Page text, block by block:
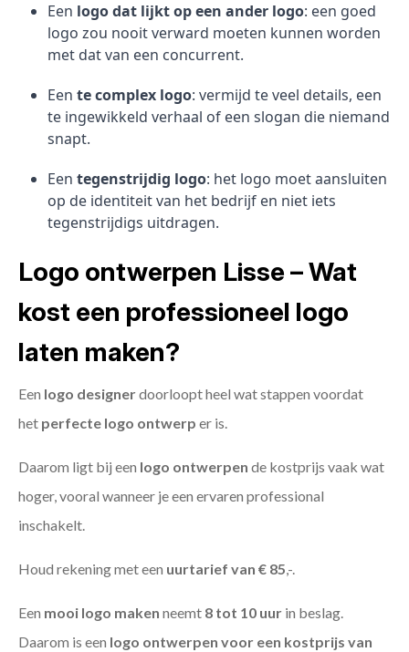
Een logo dat lijkt op een ander logo: een goed
logo zou nooit verward moeten kunnen worden
met dat van een concurrent.
Een te complex logo: vermijd te veel details, een
te ingewikkeld verhaal of een slogan die niemand
snapt.
Een tegenstrijdig logo: het logo moet aansluiten
op de identiteit van het bedrijf en niet iets
tegenstrijdigs uitdragen.
Logo ontwerpen Lisse – Wat
kost een professioneel logo
laten maken?
Een logo designerdoorloopt heel wat stappen voordat
het perfecte logo ontwerp er is.
Daarom ligt bij een logo ontwerpen de kostprijs vaak wat
hoger, vooral wanneer je een ervaren professional
inschakelt.
Houd rekening met een uurtarief van € 85,-.
Een mooi logo maken neemt 8 tot 10 uur in beslag.
Daarom is een logo ontwerpen voor een kostprijs van